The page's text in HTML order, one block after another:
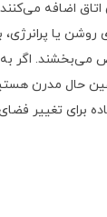
اتاق اضافه
روشن یا پرانرژی،
می‌بخشند. اگر به
حال مدرن
برای تغییر